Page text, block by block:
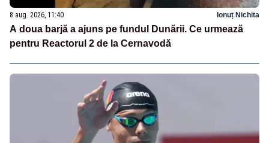
8 aug. 2026, 11:40 Ionuț Nichita
A doua barjă a ajuns pe fundul Dunării. Ce urmează
pentru Reactorul 2 de la Cernavodă